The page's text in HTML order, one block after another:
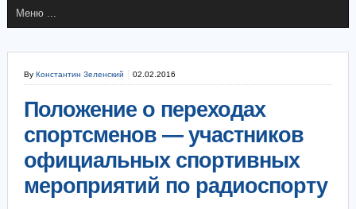
By Константин Зеленский 02.02.2016
Положение о переходах
спортсменов — участников
официальных спортивных
мероприятий по радиоспорту